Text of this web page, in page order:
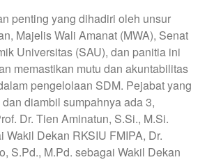
penting yang dihadiri oleh unsur
Majelis Wali Amanat (MWA), Senat
Universitas (SAU), dan panitia ini
memastikan mutu dan akuntabilitas
pengelolaan SDM. Pejabat yang
diambil sumpahnya ada 3,
Dr. Tien Aminatun, S.Si., M.Si.
Wakil Dekan RKSIU FMIPA, Dr.
S.Pd., M.Pd. sebagai Wakil Dekan